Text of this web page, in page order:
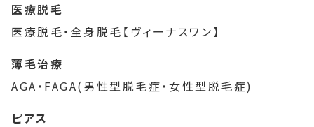
医療脱毛
医療脱毛・全身脱毛【ヴィーナスワン】
薄毛治療
AGA・FAGA(男性型脱毛症・女性型脱毛症)
ピアス